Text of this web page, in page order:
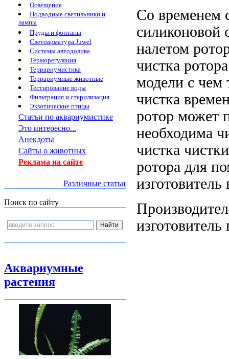
Освещение
Подводные светильники и
лампы
Пруды и фонтаны
Светоарматура Juwel
Системы автодолива
Терморегуляция
Террариумистика
Террариумные животные
Тестирование воды
Фильтрация и стерилизация
Экзотические птицы
Статьи по аквариумистике
Это интересно...
Анекдоты
Сайты о животных
Реклама на сайте
Различные статьи
Поиск по сайту
Аквариумные
растения
Со временем
силиконовой
налетом
чистка
модели с чем
чистка
ротор может
необходима
чистка
ротора для
изготовитель
изготовитель